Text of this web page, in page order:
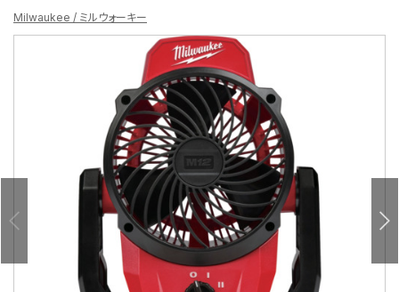
Milwaukee / ミルウォーキー